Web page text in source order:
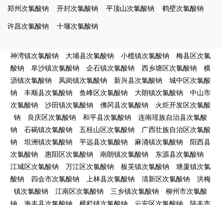
郑州次氯酸钠
开封次氯酸钠 平顶山次氯酸钠
鹤壁次氯酸钠
许昌次氯酸钠
十堰次氯酸钠
神湾镇次氯酸钠 大埔县次氯酸钠 小榄镇次氯酸钠
梅县区次氯
酸钠
阜沙镇次氯酸钠 企石镇次氯酸钠 西乡塘区次氯酸钠
横
沥镇次氯酸钠
凤岗镇次氯酸钠 新兴县次氯酸钠
城中区次氯酸
钠
丰顺县次氯酸钠 鱼峰区次氯酸钠 大朗镇次氯酸钠
中山市
次氯酸钠
沙田镇次氯酸钠 佛冈县次氯酸钠
火炬开发区次氯酸
钠
良庆区次氯酸钠 和平县次氯酸钠
连南瑶族自治县次氯酸
钠
石碣镇次氯酸钠 五桂山区次氯酸钠
广西壮族自治区次氯酸
钠
坦洲镇次氯酸钠 平远县次氯酸钠 麻涌镇次氯酸钠
阳西县
次氯酸钠
惠阳区次氯酸钠 南朗镇次氯酸钠
东源县次氯酸钠
江城区次氯酸钠
万江区次氯酸钠 板芙镇次氯酸钠
塘厦镇次氯
酸钠
四会市次氯酸钠 上林县次氯酸钠 清新区次氯酸钠
洪梅
镇次氯酸钠
江南区次氯酸钠 三乡镇次氯酸钠
柳州市次氯酸
钠
海丰县次氯酸钠 横栏镇次氯酸钠 云安区次氯酸钠 陆丰市